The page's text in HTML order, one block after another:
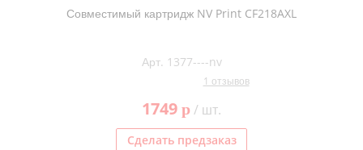
Совместимый картридж NV Print CF218AXL
Арт. 1377----nv
1 отзывов
1749 p/ шт.
Сделать предзаказ